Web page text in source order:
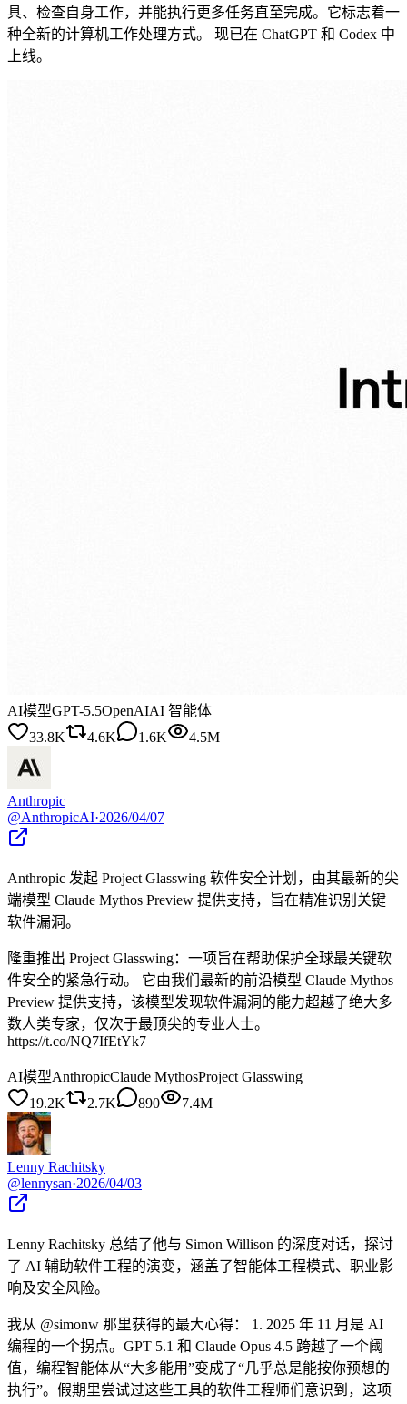
具、检查自身工作，并能执行更多任务直至完成。它标志着一
种全新的计算机工作处理方式。 现已在 ChatGPT 和 Codex 中
上线。
AI模型GPT-5.5OpenAIAI 智能体
33.8K
4.6K 1.6K 4.5M
Anthropic
@AnthropicAI·2026/04/07
Anthropic 发起 Project Glasswing 软件安全计划，由其最新的尖
端模型 Claude Mythos Preview 提供支持，旨在精准识别关键
软件漏洞。
隆重推出 Project Glasswing：一项旨在帮助保护全球最关键软
件安全的紧急行动。 它由我们最新的前沿模型 Claude Mythos
Preview 提供支持，该模型发现软件漏洞的能力超越了绝大多
数人类专家，仅次于最顶尖的专业人士。
https://t.co/NQ7IfEtYk7
AI模型AnthropicClaude MythosProject Glasswing
19.2K
2.7K 890 7.4M
Lenny Rachitsky
@lennysan·2026/04/03
Lenny Rachitsky 总结了他与 Simon Willison 的深度对话，探讨
了 AI 辅助软件工程的演变，涵盖了智能体工程模式、职业影
响及安全风险。
我从 @simonw 那里获得的最大心得： 1. 2025 年 11 月是 AI
编程的一个拐点。GPT 5.1 和 Claude Opus 4.5 跨越了一个阈
值，编程智能体从“大多能用”变成了“几乎总是能按你预想的
执行”。假期里尝试过这些工具的软件工程师们意识到，这项